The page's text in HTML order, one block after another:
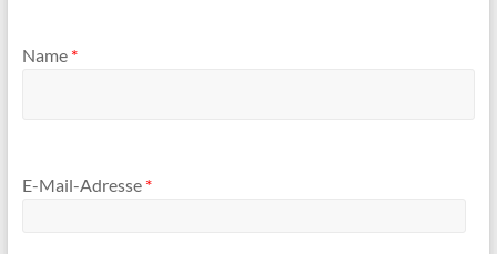
Name *
E-Mail-Adresse *